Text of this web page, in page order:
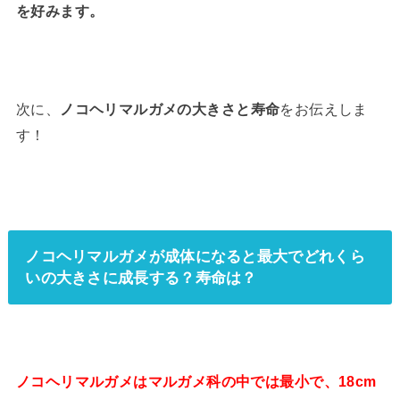
を好みます。
次に、 ノコヘリマルガメの大きさと寿命をお伝えしま
す！
ノコヘリマルガメが成体になると最大でどれくら
いの大きさに成長する？寿命は？
ノコヘリマルガメはマルガメ科の中では最小で、18cm